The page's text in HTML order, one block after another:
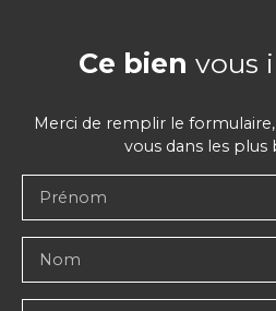
Ce bien vous
Merci de remplir le
vous dans les plus
Prénom
Nom